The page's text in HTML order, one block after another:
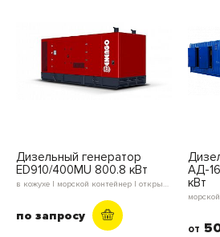
Дизельный генератор
ED910/400MU 800.8 кВт
в кожухе | морской контейнер | открытое исполнение | блок-контейнер
по запросу
АД-
кВт
от